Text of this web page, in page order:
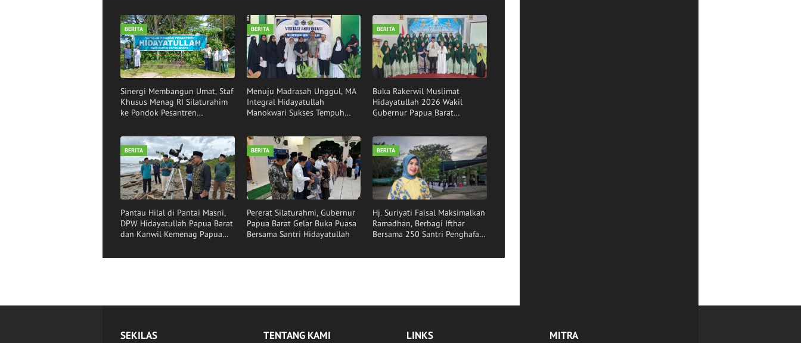
BERITA
Sinergi Membangun Umat, Staf
Khusus Menag RI Silaturahim
ke Pondok Pesantren
BERITA
Menuju Madrasah Unggul, MA
Integral Hidayatullah
Manokwari Sukses Tempuh
BERITA
Buka Rakerwil Muslimat
Hidayatullah 2026 Wakil
Gubernur Papua Barat
Bangsa
BERITA
Pantau Hilal di Pantai Masni,
DPW Hidayatullah Papua Barat
dan Kanwil Kemenag Papua
Penentuan 1 Syawal 1447 H
BERITA
Pererat Silaturahmi, Gubernur
Papua Barat Gelar Buka Puasa
Bersama Santri Hidayatullah
BERITA
Hj. Suriyati Faisal Maksimalkan
Ramadhan, Berbagi Ifthar
Bersama 250 Santri Penghafal
SEKILAS TENTANG KAMI LINKS MITRA